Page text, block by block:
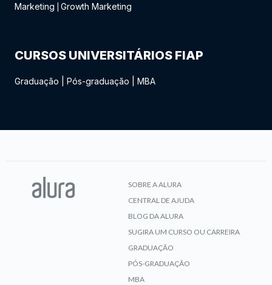
Marketing
Growth Marketing
CURSOS UNIVERSITÁRIOS FIAP
Graduação Pós-graduação MBA
SOBRE A ALURA
CENTRAL DE AJUDA
BLOG DA ALURA
SUGIRA UM CURSO OU CARREIRA
GRADUAÇÃO
PÓS-GRADUAÇÃO
MBA